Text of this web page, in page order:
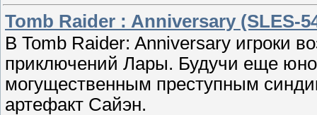
Tomb Raider : Anniversary (SLES-
В Tomb Raider: Anniversary игроки
приключений Лары. Будучи еще
могущественным преступным
артефакт Сайэн.